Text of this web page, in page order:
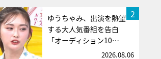
2
ゆうちゃみ、出演を熱望
する大人気番組を告白
「オーディション10…
2026.08.06